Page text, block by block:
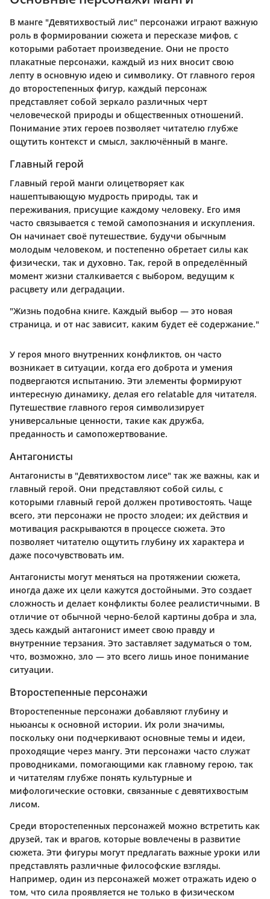
В манге "Девятихвостый лис" персонажи играют важную
роль в формировании сюжета и пересказе мифов, с
которыми работает произведение. Они не просто
плакатные персонажи, каждый из них вносит свою
лепту в основную идею и символику. От главного героя
до второстепенных фигур, каждый персонаж
представляет собой зеркало различных черт
человеческой природы и общественных отношений.
Понимание этих героев позволяет читателю глубже
ощутить контекст и смысл, заключённый в манге.
Главный герой
Главный герой манги олицетворяет как
нашептывающую мудрость природы, так и
переживания, присущие каждому человеку. Его имя
часто связывается с темой самопознания и искупления.
Он начинает своё путешествие, будучи обычным
молодым человеком, и постепенно обретает силы как
физически, так и духовно. Так, герой в определённый
момент жизни сталкивается с выбором, ведущим к
расцвету или деградации.
"Жизнь подобна книге. Каждый выбор — это новая
страница, и от нас зависит, каким будет её содержание."
У героя много внутренних конфликтов, он часто
возникает в ситуации, когда его доброта и умения
подвергаются испытанию. Эти элементы формируют
интересную динамику, делая его relatable для читателя.
Путешествие главного героя символизирует
универсальные ценности, такие как дружба,
преданность и самопожертвование.
Антагонисты
Антагонисты в "Девятихвостом лисе" так же важны, как и
главный герой. Они представляют собой силы, с
которыми главный герой должен противостоять. Чаще
всего, эти персонажи не просто злодеи; их действия и
мотивация раскрываются в процессе сюжета. Это
позволяет читателю ощутить глубину их характера и
даже посочувствовать им.
Антагонисты могут меняться на протяжении сюжета,
иногда даже их цели кажутся достойными. Это создает
сложность и делает конфликты более реалистичными. В
отличие от обычной черно-белой картины добра и зла,
здесь каждый антагонист имеет свою правду и
внутренние терзания. Это заставляет задуматься о том,
что, возможно, зло — это всего лишь иное понимание
ситуации.
Второстепенные персонажи
Второстепенные персонажи добавляют глубину и
ньюансы к основной истории. Их роли значимы,
поскольку они подчеркивают основные темы и идеи,
проходящие через мангу. Эти персонажи часто служат
проводниками, помогающими как главному герою, так
и читателям глубже понять культурные и
мифологические остовки, связанные с девятихвостым
лисом.
Среди второстепенных персонажей можно встретить как
друзей, так и врагов, которые вовлечены в развитие
сюжета. Эти фигуры могут предлагать важные уроки или
представлять различные философские взгляды.
Например, один из персонажей может отражать идею о
том, что сила проявляется не только в физическом